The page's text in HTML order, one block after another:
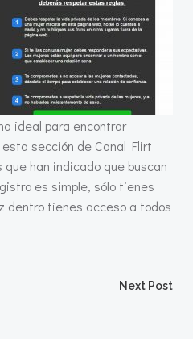
ideal para encontrar
sección de Canal Flirt
han indicado que buscan
es simple, sólo tienes
dentro tienes acceso a todos
Next Post